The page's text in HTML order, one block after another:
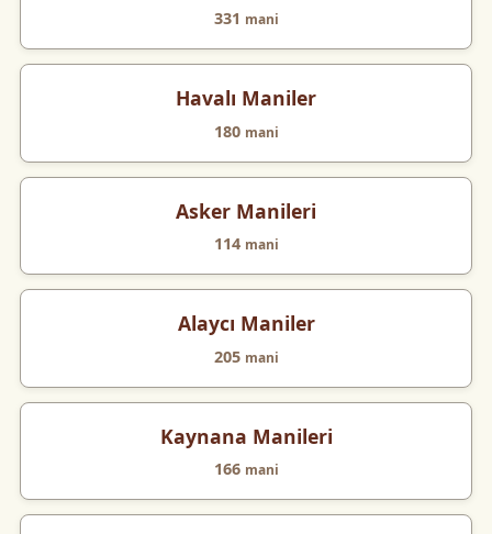
331 mani
Havalı Maniler
180 mani
Asker Manileri
114 mani
Alaycı Maniler
205 mani
Kaynana Manileri
166 mani